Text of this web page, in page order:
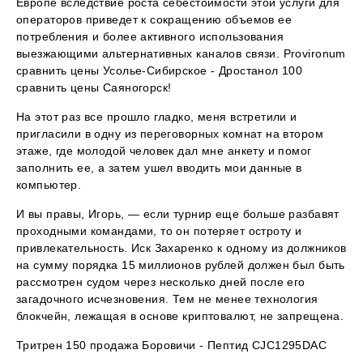
операторов приведет к сокращению объемов ее
потребления и более активного использования
выезжающими альтернативных каналов связи. Provironum
сравнить цены Усолье-Сибирское - Дростанол 100
сравнить цены Саяногорск!
На этот раз все прошло гладко, меня встретили и
пригласили в одну из переговорных комнат на втором
этаже, где молодой человек дал мне анкету и помог
заполнить ее, а затем ушел вводить мои данные в
компьютер.
И вы правы, Игорь, — если турнир еще больше разбавят
проходными командами, то он потеряет остроту и
привлекательность. Иск Захаренко к одному из должников
на сумму порядка 15 миллионов рублей должен был быть
рассмотрен судом через несколько дней после его
загадочного исчезновения. Тем не менее технология
блокчейн, лежащая в основе криптовалют, не запрещена.
Тритрен 150 продажа Боровичи - Пептид CJC1295DAC